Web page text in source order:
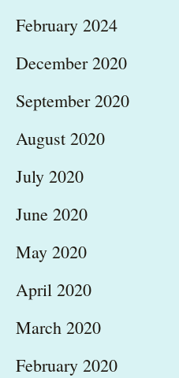
February 2024
December 2020
September 2020
August 2020
July 2020
June 2020
May 2020
April 2020
March 2020
February 2020